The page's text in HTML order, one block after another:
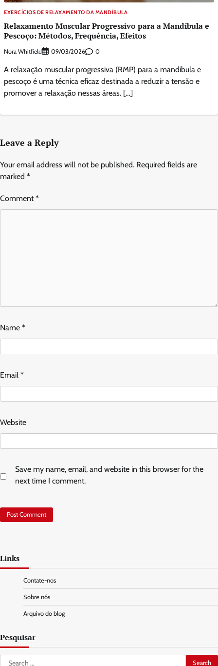
EXERCÍCIOS DE RELAXAMENTO DA MANDÍBULA
Relaxamento Muscular Progressivo para a Mandíbula e
Pescoço: Métodos, Frequência, Efeitos
Nora Whitfield 09/03/2026 0
A relaxação muscular progressiva (RMP) para a mandíbula e
pescoço é uma técnica eficaz destinada a reduzir a tensão e
promover a relaxação nessas áreas. […]
Leave a Reply
Your email address will not be published. Required fields are
marked *
Comment*
Name *
Email *
Website
Save my name, email, and website in this browser for the
next time I comment.
Links
Contate-nos
Sobre nós
Arquivo do blog
Pesquisar
Search